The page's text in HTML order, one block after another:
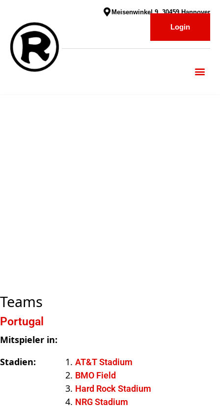
Meisenwinkel 9, 30459 Hannover
Login
Teams
Portugal
Mitspieler in:
Stadien:
AT&T Stadium
BMO Field
Hard Rock Stadium
NRG Stadium